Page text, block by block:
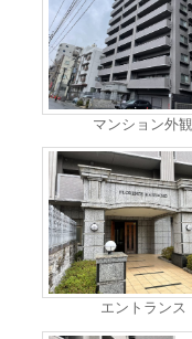
マンション外観
エントランス